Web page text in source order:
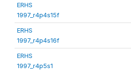
ERHS
1997_r4p4s15f
ERHS
1997_r4p4s16f
ERHS
1997_r4p5s1